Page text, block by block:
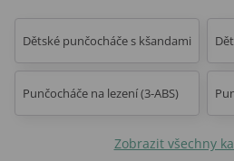
Dětské punčocháče s kšandami
Punčocháče na lezení (3-ABS)
Zobrazit všechny